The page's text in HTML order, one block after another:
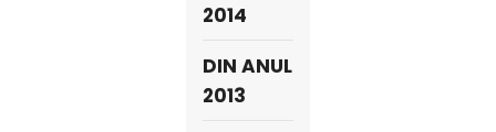
2014
DIN ANUL
2013